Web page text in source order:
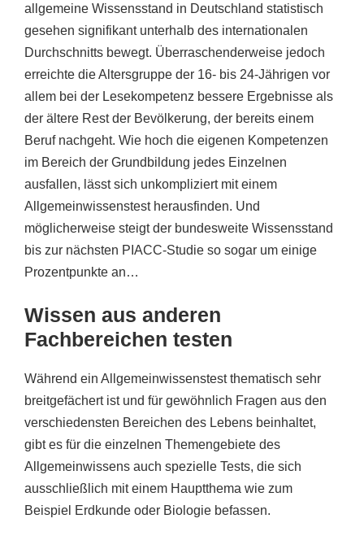
allgemeine Wissensstand in Deutschland statistisch
gesehen signifikant unterhalb des internationalen
Durchschnitts bewegt. Überraschenderweise jedoch
erreichte die Altersgruppe der 16- bis 24-Jährigen vor
allem bei der Lesekompetenz bessere Ergebnisse als
der ältere Rest der Bevölkerung, der bereits einem
Beruf nachgeht. Wie hoch die eigenen Kompetenzen
im Bereich der Grundbildung jedes Einzelnen
ausfallen, lässt sich unkompliziert mit einem
Allgemeinwissenstest herausfinden. Und
möglicherweise steigt der bundesweite Wissensstand
bis zur nächsten PIACC-Studie so sogar um einige
Prozentpunkte an…
Wissen aus anderen
Fachbereichen testen
Während ein Allgemeinwissenstest thematisch sehr
breitgefächert ist und für gewöhnlich Fragen aus den
verschiedensten Bereichen des Lebens beinhaltet,
gibt es für die einzelnen Themengebiete des
Allgemeinwissens auch spezielle Tests, die sich
ausschließlich mit einem Hauptthema wie zum
Beispiel Erdkunde oder Biologie befassen.